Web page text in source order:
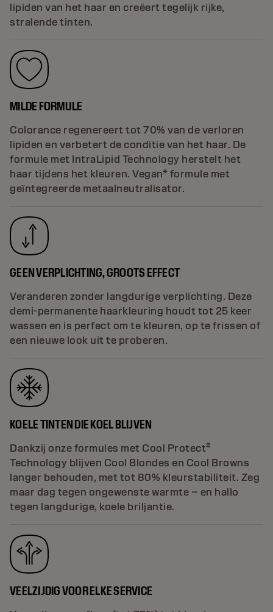
lipiden van het haar en creëert tegelijk rijke,
stralende tinten.
MILDE FORMULE
Colorance regenereert tot 70% van de verloren
lipiden en verbetert de conditie van het haar. De
formule met IntraLipid Technology herstelt het
haar tijdens het kleuren. Vegan* formule met
geïntegreerde metaalneutralisator.
GEEN VERPLICHTING, GROOTS EFFECT
Veranderen zonder langdurige verplichting. Deze
demi-permanente haarkleuring houdt tot 25 keer
wassen en is perfect om te kleuren, op te frissen of
een nieuwe look uit te proberen.
KOELE TINTEN DIE KOEL BLIJVEN
Dankzij onze formules met Cool Protect®
Technology blijven Cool Blondes en Cool Browns
langer behouden, met tot 80% kleurstabiliteit. Zeg
maar dag tegen ongewenste warmte – en hallo
tegen langdurige, koele briljantie.
VEELZIJDIG VOOR ELKE SERVICE